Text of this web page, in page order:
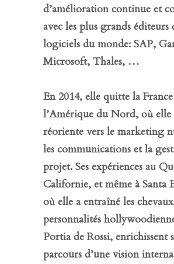
d’amélioration continue et
avec les plus grands éditeurs
logiciels du monde: SAP,
Microsoft, Thales, …
En 2014, elle quitte la
l’Amérique du Nord, où elle
réoriente vers le marketing
les communications et la
projet. Ses expériences au
Californie, et même à Santa
où elle a entraîné les
personnalités
Portia de Rossi, enrichissent
parcours d’une vision